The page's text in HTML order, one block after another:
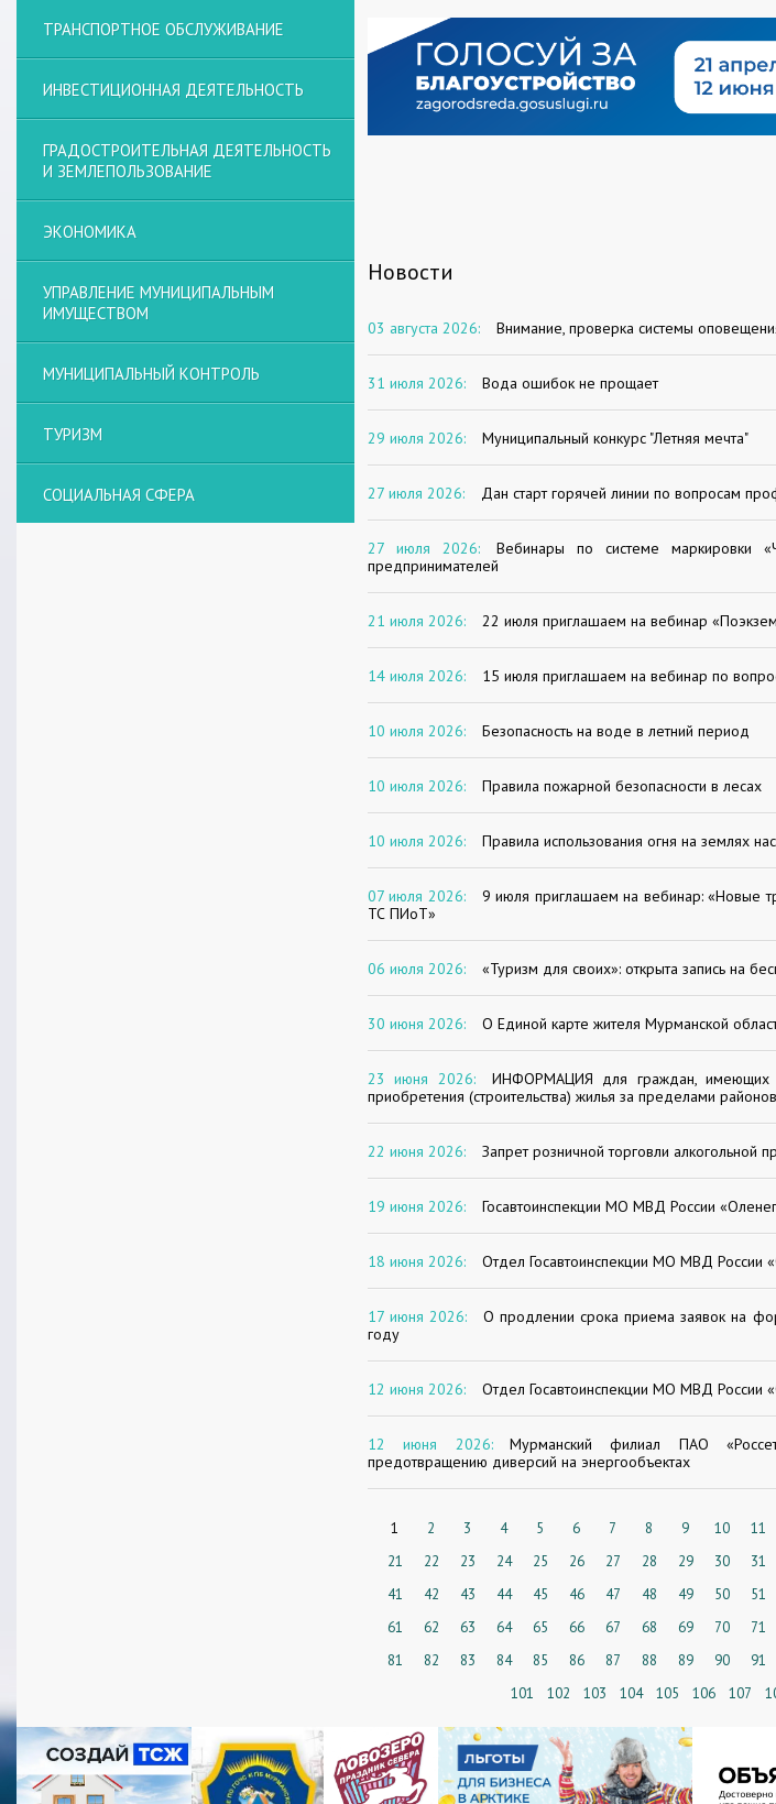
Новости
03 августа 2026: Внимание, проверка системы
31 июля 2026: Вода ошибок не прощает
29 июля 2026: Муниципальный конкурс "Летняя мечта"
27 июля 2026: Дан старт горячей линии по вопросам
27 июля 2026:
Вебинары по системе маркировки
предпринимателей
21 июля 2026: 22 июля приглашаем на вебинар
14 июля 2026: 15 июля приглашаем на вебинар по
10 июля 2026: Безопасность на воде в летний период
10 июля 2026: Правила пожарной безопасности в лесах
10 июля 2026: Правила использования огня на землях
07 июля 2026:
9 июля приглашаем на вебинар: «Новые
ТС ПИоТ»
06 июля 2026: «Туризм для своих»: открыта запись на
30 июня 2026: О Единой карте жителя Мурманской
23 июня 2026:
ИНФОРМАЦИЯ для граждан, имеющих
приобретения (строительства) жилья за пределами
22 июня 2026: Запрет розничной торговли
19 июня 2026: Госавтоинспекции МО МВД России
18 июня 2026: Отдел Госавтоинспекции МО МВД России
17 июня 2026:
О продлении срока приема заявок на
году
12 июня 2026: Отдел Госавтоинспекции МО МВД России
12 июня 2026:
Мурманский филиал ПАО
предотвращению диверсий на энергообъектах
1 2 3 4 5 6 7 8 9 10 11
21
22 23 24 25 26 27 28 29 30 31
41
42 43 44 45 46 47 48 49 50 51
61
62 63 64 65 66 67 68 69 70 71
81
82 83 84 85 86 87 88 89 90 91
101
102 103 104 105 106 107
ТРАНСПОРТНОЕ ОБСЛУЖИВАНИЕ
ИНВЕСТИЦИОННАЯ ДЕЯТЕЛЬНОСТЬ
ГРАДОСТРОИТЕЛЬНАЯ ДЕЯТЕЛЬНОСТЬ
И ЗЕМЛЕПОЛЬЗОВАНИЕ
ЭКОНОМИКА
УПРАВЛЕНИЕ МУНИЦИПАЛЬНЫМ
ИМУЩЕСТВОМ
МУНИЦИПАЛЬНЫЙ КОНТРОЛЬ
ТУРИЗМ
СОЦИАЛЬНАЯ СФЕРА